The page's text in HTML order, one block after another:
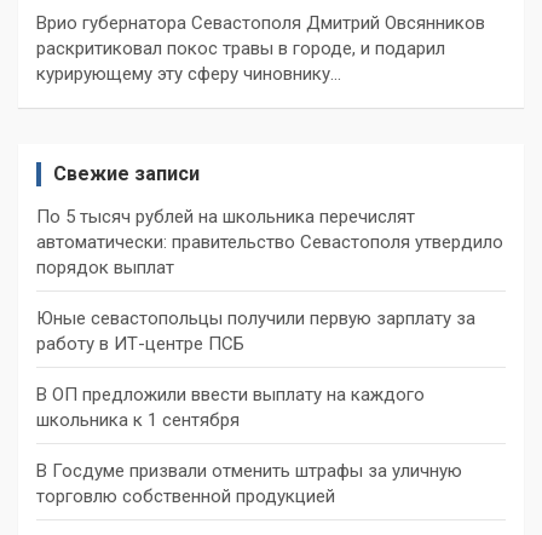
Врио губернатора Севастополя Дмитрий Овсянников
раскритиковал покос травы в городе, и подарил
курирующему эту сферу чиновнику…
Свежие записи
По 5 тысяч рублей на школьника перечислят
автоматически: правительство Севастополя утвердило
порядок выплат
Юные севастопольцы получили первую зарплату за
работу в ИТ-центре ПСБ
В ОП предложили ввести выплату на каждого
школьника к 1 сентября
В Госдуме призвали отменить штрафы за уличную
торговлю собственной продукцией